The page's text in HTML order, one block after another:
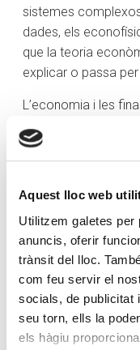
Aquest lloc web
Utilitzem galetes per
anuncis, oferir
trànsit del lloc.
com feu servir el
socials, de publicitat
seu torn, ells la
els hàgiu
sistemes
dades, els
que la teoria
explicar o passa
L’economia i les
servir les
a la teoria de jocs,
depèn de les
fons d’inversió i
dissenyar
analitzar dades.
L’avantatge que
mercats des
esdeveniments
dissenyar